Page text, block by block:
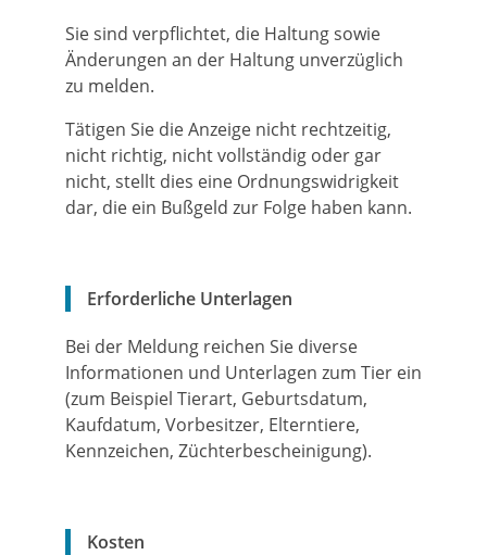
Sie sind verpflichtet, die Haltung sowie
Änderungen an der Haltung unverzüglich
zu melden.
Tätigen Sie die Anzeige nicht rechtzeitig,
nicht richtig, nicht vollständig oder gar
nicht, stellt dies eine Ordnungswidrigkeit
dar, die ein Bußgeld zur Folge haben kann.
Erforderliche Unterlagen
Bei der Meldung reichen Sie diverse
Informationen und Unterlagen zum Tier ein
(zum Beispiel Tierart, Geburtsdatum,
Kaufdatum, Vorbesitzer, Elterntiere,
Kennzeichen, Züchterbescheinigung).
Kosten